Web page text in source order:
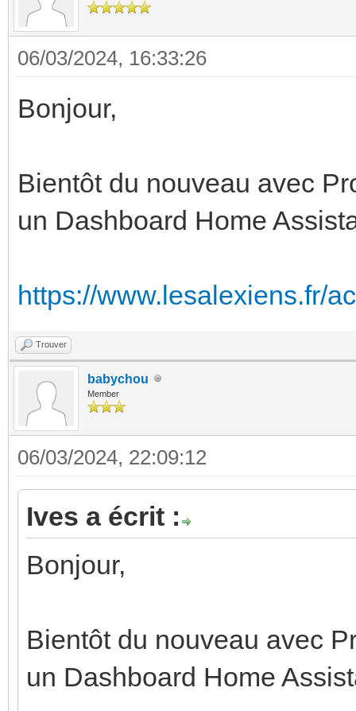
06/03/2024, 16:33:26
Bonjour,
Bientôt du nouveau avec
un Dashboard Home
https://www.lesalexiens.fr/
Trouver
babychou
Member
06/03/2024, 22:09:12
Ives a écrit :
Bonjour,
Bientôt du nouveau avec
un Dashboard Home